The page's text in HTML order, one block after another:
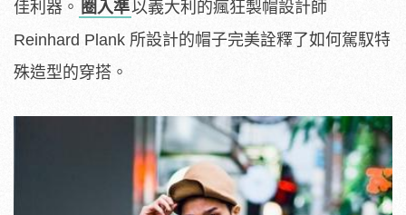
佳利器。 圈入準以義大利的瘋狂製帽設計師
Reinhard Plank 所設計的帽子完美詮釋了如何駕馭特
殊造型的穿搭。